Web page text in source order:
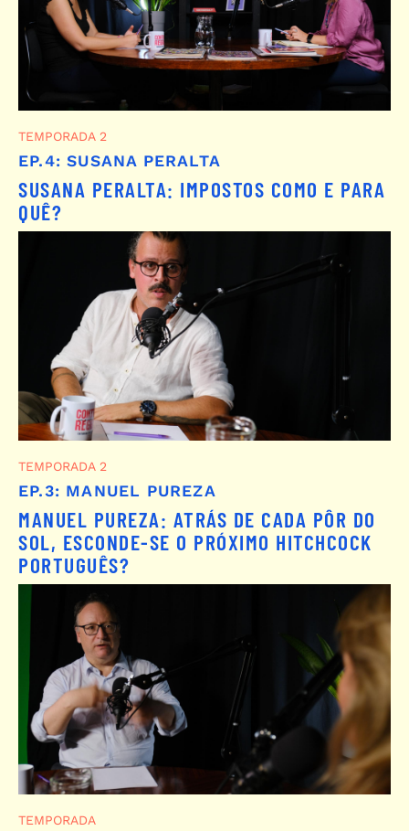
TEMPORADA 2
EP.4: SUSANA PERALTA
SUSANA PERALTA: IMPOSTOS COMO E PARA
QUÊ?
TEMPORADA 2
EP.3: MANUEL PUREZA
MANUEL PUREZA: ATRÁS DE CADA PÔR DO
SOL, ESCONDE-SE O PRÓXIMO HITCHCOCK
PORTUGUÊS?
TEMPORADA